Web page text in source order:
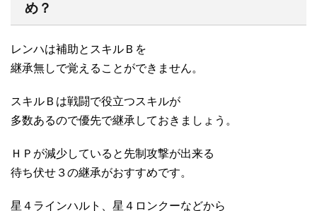
め？
レンハは補助とスキルＢを
継承無しで覚えることができません。
スキルＢは戦闘で役立つスキルが
多数あるので優先で継承しておきましょう。
ＨＰが減少していると先制攻撃が出来る
待ち伏せ３の継承がおすすめです。
星４ラインハルト、星４ロンクーなどから